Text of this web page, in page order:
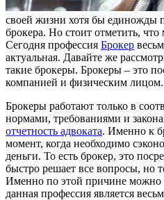
своей жизни хотя бы единожды
брокера. Но стоит отметить,
Сегодня профессия Брокер
актуальная. Давайте же
такие брокеры. Брокеры – это
компанией и физическим лицом.
Брокеры работают только в
нормами, требованиями и
отчетность адвоката. Именно к
момент, когда необходимо
деньги. То есть брокер, это
быстро решает все вопросы, но
Именно по этой причине можно
данная профессия является